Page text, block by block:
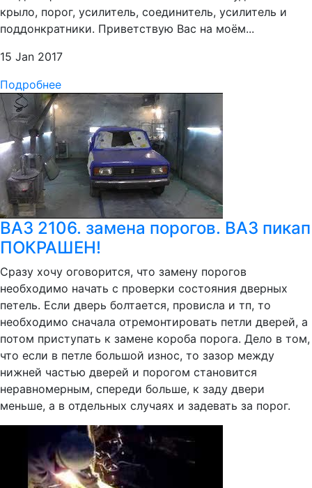
крыло, порог, усилитель, соединитель, усилитель и
поддонкратники. Приветствую Вас на моём...
15 Jan 2017
Подробнее
ВАЗ 2106. замена порогов. ВАЗ пикап
ПОКРАШЕН!
Сразу хочу оговорится, что замену порогов
необходимо начать с проверки состояния дверных
петель. Если дверь болтается, провисла и тп, то
необходимо сначала отремонтировать петли дверей, а
потом приступать к замене короба порога. Дело в том,
что если в петле большой износ, то зазор между
нижней частью дверей и порогом становится
неравномерным, спереди больше, к заду двери
меньше, а в отдельных случаях и задевать за порог.